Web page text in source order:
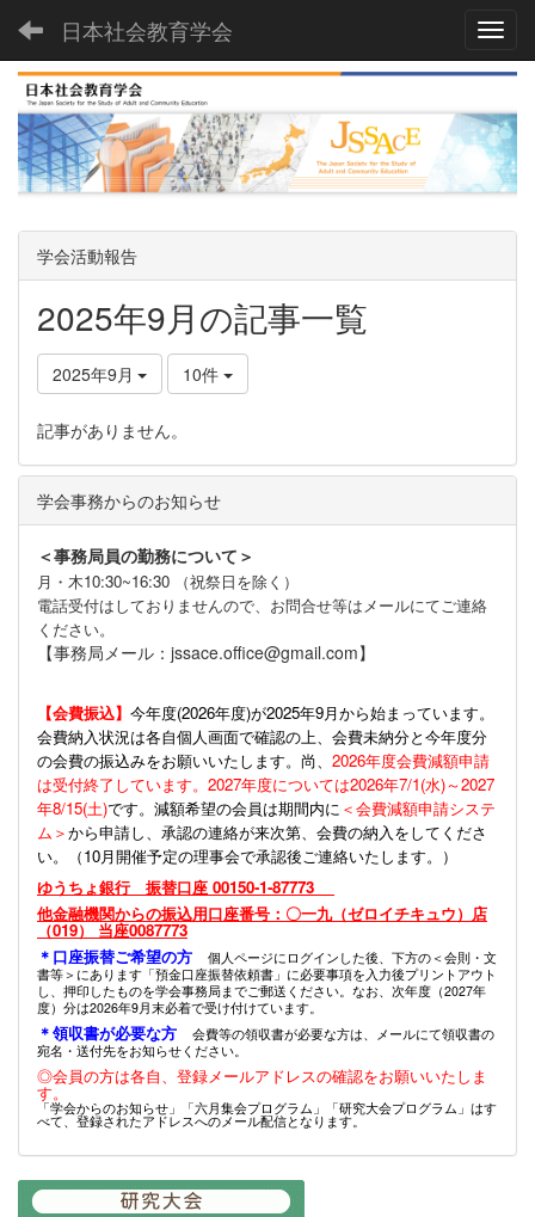
日本社会教育学会
学会活動報告
2025年9月の記事一覧
2025年9月 10件
記事がありません。
学会事務からのお知らせ
＜事務局員の勤務について＞
月・木10:30~16:30 （祝祭日を除く）
電話受付はしておりませんので、お問合せ等はメールにてご連絡
ください。
【事務局メール：jssace.office@gmail.com】
【会費振込】 今年度(2026年度)が2025年9月から始まっています。
会費納入状況は各自個人画面で確認の上、会費未納分と今年度分
の会費の振込みをお願いいたします。尚、 2026年度会費減額申請
は受付終了しています。2027年度については2026年7/1(水)～2027
年8/15(土)です。減額希望の会員は期間内に ＜会費減額申請システ
ム＞から申請し、承認の連絡が来次第、会費の納入をしてくださ
い。（10月開催予定の理事会で承認後ご連絡いたします。）
ゆうちょ銀行 振替口座 00150-1-87773
他金融機関からの振込用口座番号：〇一九（ゼロイチキュウ）店
（019） 当座0087773
＊口座振替ご希望の方
個人ページにログインした後、下方の＜会則・文
書等＞にあります「預金口座振替依頼書」に必要事項を入力後プリントアウト
し、押印したものを学会事務局までご郵送ください。なお、次年度（2027年
度）分は2026年9月末必着で受け付けています。
＊領収書が必要な方
会費等の領収書が必要な方は、メールにて領収書の
宛名・送付先をお知らせください。
◎会員の方は各自、登録メールアドレスの確認をお願いいたしま
す。
「学会からのお知らせ」「六月集会プログラム」「研究大会プログラム」はす
べて、登録されたアドレスへのメール配信となります。